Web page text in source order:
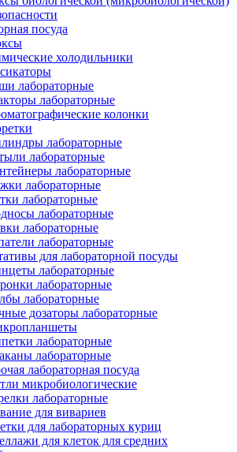
посуда
холодильники
лабораторные
лабораторные
колонки
лабораторные
лабораторные
лабораторные
лабораторные
лабораторные
лабораторные
лабораторные
лабораторные
для лабораторной посуды
лабораторные
лабораторные
лабораторные
дозаторы лабораторные
лабораторные
лабораторные
лабораторная посуда
микробиологические
лабораторные
для вивариев
для лабораторных куриц
для клеток для средних